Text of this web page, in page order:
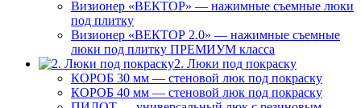
Визионер «ВЕКТОР» — нажимные съемные люки
под плитку
Визионер «ВЕКТОР 2.0» — нажимные съемные
люки под плитку ПРЕМИУМ класса
2. Люки под покраску
КОРОБ 30 мм — стеновой люк под покраску
КОРОБ 40 мм — стеновой люк под покраску